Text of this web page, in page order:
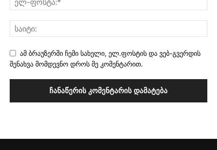
ამ ბრაუზერში ჩემი სახელი, ელ.ფოსტის და ვებ-გვერდის
შენახვა მომდევნო დროს მე კომენტარით.